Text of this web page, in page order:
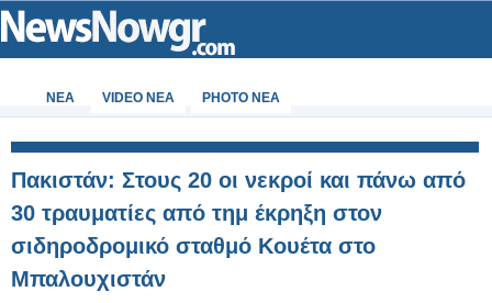
ΝΕΑ VIDEO NEA PHOTO NEA
Πακιστάν: Στους 20 οι νεκροί και πάνω από
30 τραυματίες από τημ έκρηξη στον
σιδηροδρομικό σταθμό Κουέτα στο
Μπαλουχιστάν